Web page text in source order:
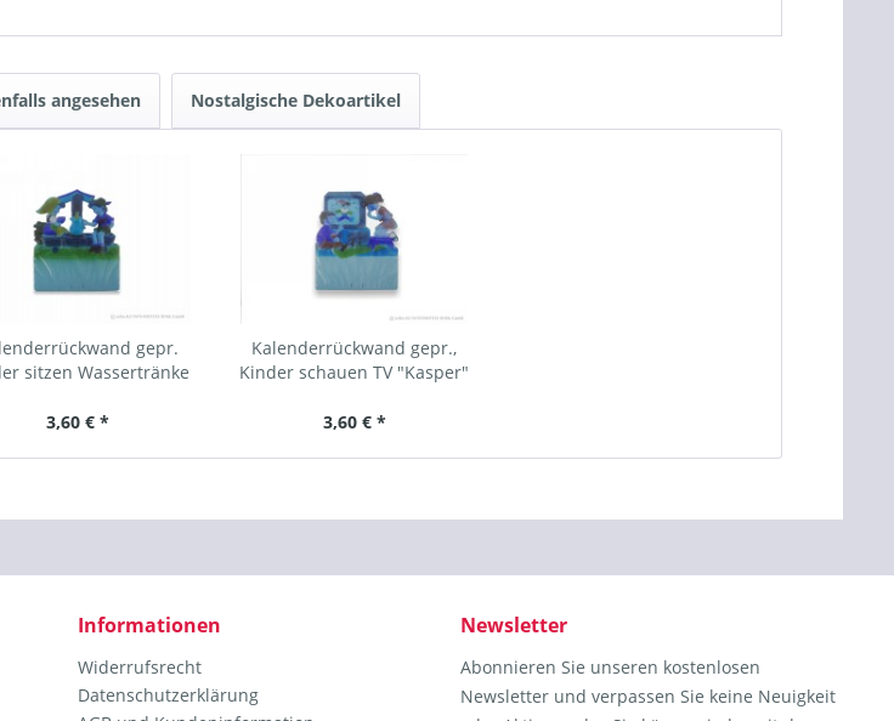
angesehen Nostalgische Dekoartikel
gepr.
sitzen Wassertränke
3,60 € *
Kalenderrückwand gepr.,
Kinder schauen TV "Kasper"
3,60 € *
Informationen
Widerrufsrecht
Datenschutzerklärung
Newsletter
Abonnieren Sie unseren kostenlosen
Newsletter und verpassen Sie keine Neuigkeit